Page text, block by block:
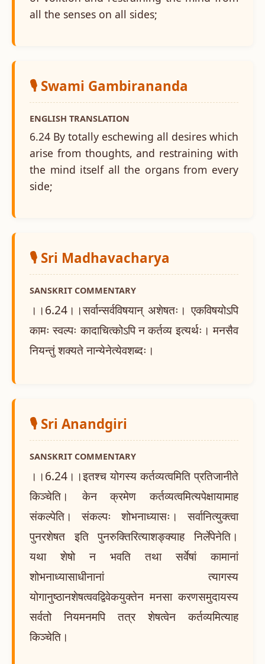
all the senses on all sides;
🎙️ Swami Gambirananda
ENGLISH TRANSLATION
6.24 By totally eschewing all desires which
arise from thoughts, and restraining with
the mind itself all the organs from every
side;
🎙️ Sri Madhavacharya
SANSKRIT COMMENTARY
।।6.24।।सर्वान्सर्वविषयान् अशेषतः। एकविषयोऽपि
कामः स्वल्पः कादाचित्कोऽपि न कर्तव्य इत्यर्थः। मनसैव
नियन्तुं शक्यते नान्येनेत्येवशब्दः।
🎙️ Sri Anandgiri
SANSKRIT COMMENTARY
।।6.24।।इतश्च योगस्य कर्तव्यत्वमिति प्रतिजानीते
किञ्चेति। केन क्रमेण कर्तव्यत्वमित्यपेक्षायामाह
संकल्पेति। संकल्पः शोभनाध्यासः। सर्वानित्युक्त्वा
पुनरशेषत इति पुनरुक्तिरित्याशङ्क्याह निर्लेपेनेति।
यथा शेषो न भवति तथा सर्वेषां कामानां
शोभनाध्यासाधीनानां त्यागस्य
योगानुष्ठानशेषत्ववद्विवेकयुक्तेन मनसा करणसमुदायस्य
सर्वतो नियमनमपि तत्र शेषत्वेन कर्तव्यमित्याह
किञ्चेति।